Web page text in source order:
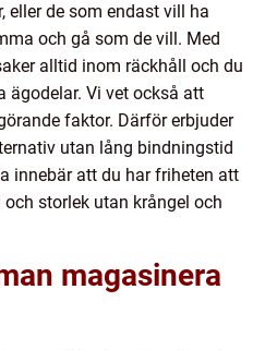
eller de som endast vill ha
och gå som de vill. Med
alltid inom räckhåll och du
ägodelar. Vi vet också att
faktor. Därför erbjuder
utan lång bindningstid
innebär att du har friheten att
storlek utan krångel och
magasinera